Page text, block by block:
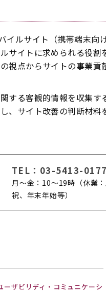
ルサイト（携帯端末向
サイトに求められる役割
視点からサイトの事業貢
する客観的情報を収集す
、サイト改善の判断材料
TEL： 03-5413-0177
月〜金：10〜19時 （休業
祝、年末年始等）
ーザビリディ・コミュニケーシ